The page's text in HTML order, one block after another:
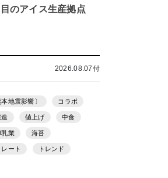
のアイス生産拠点
2026.08.07付
本地震影響〕 コラボ
値上げ 中食
乳業 海苔
ート トレンド